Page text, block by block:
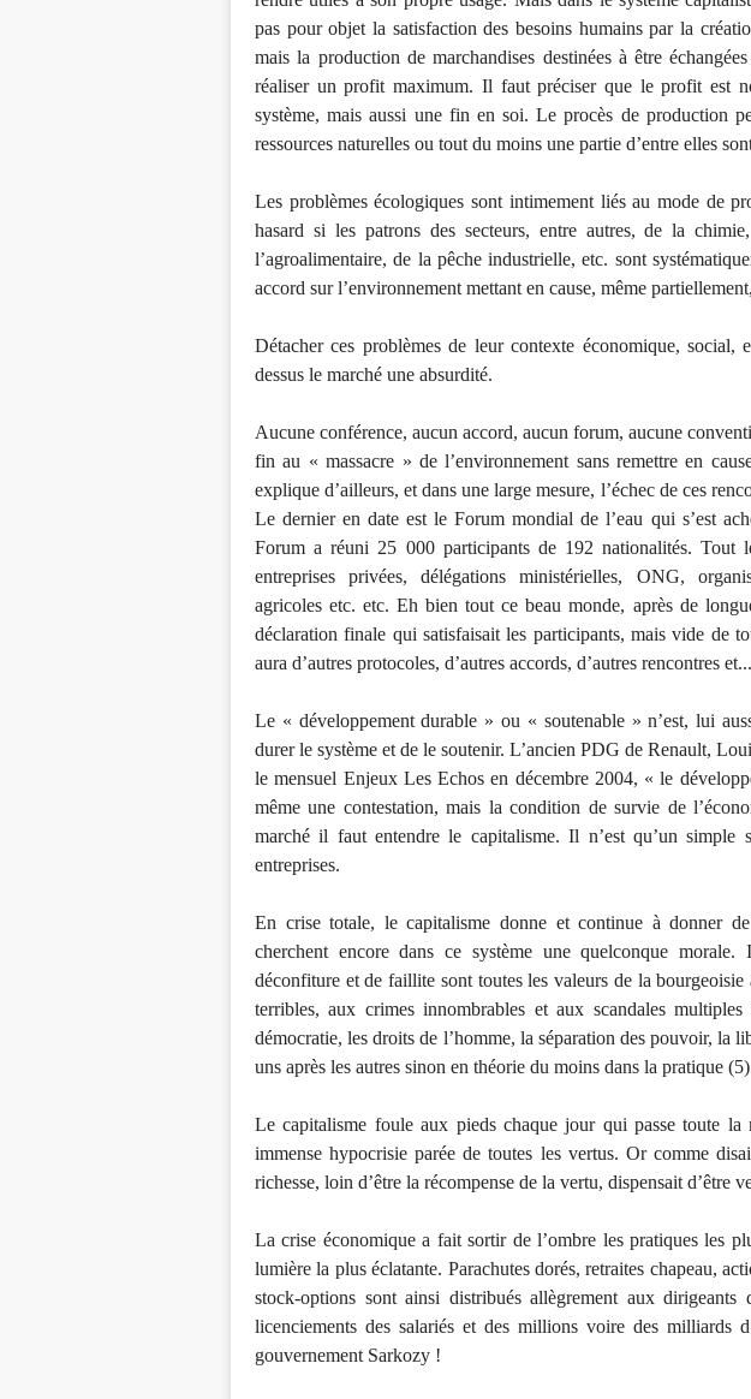
pas pour objet la satisfaction des besoins humains par la
mais la production de marchandises destinées à être
réaliser un profit maximum. Il faut préciser que le profit est
système, mais aussi une fin en soi. Le procès de production
ressources naturelles ou tout du moins une partie d’entre elles
Les problèmes écologiques sont intimement liés au mode de
hasard si les patrons des secteurs, entre autres, de la
l’agroalimentaire, de la pêche industrielle, etc. sont
accord sur l’environnement mettant en cause, même
Détacher ces problèmes de leur contexte économique, social,
dessus le marché une absurdité.
Aucune conférence, aucun accord, aucun forum, aucune
fin au « massacre » de l’environnement sans remettre en
explique d’ailleurs, et dans une large mesure, l’échec de ces
Le dernier en date est le Forum mondial de l’eau qui s’est
Forum a réuni 25 000 participants de 192 nationalités. Tout
entreprises privées, délégations ministérielles, ONG,
agricoles etc. etc. Eh bien tout ce beau monde, après de
déclaration finale qui satisfaisait les participants, mais vide de
aura d’autres protocoles, d’autres accords, d’autres rencontres
Le « développement durable » ou « soutenable » n’est, lui
durer le système et de le soutenir. L’ancien PDG de Renault,
le mensuel Enjeux Les Echos en décembre 2004, « le
même une contestation, mais la condition de survie de
marché il faut entendre le capitalisme. Il n’est qu’un simple
entreprises.
En crise totale, le capitalisme donne et continue à donner
cherchent encore dans ce système une quelconque
déconfiture et de faillite sont toutes les valeurs de la
terribles, aux crimes innombrables et aux scandales
démocratie, les droits de l’homme, la séparation des pouvoir, la
uns après les autres sinon en théorie du moins dans la pratique
Le capitalisme foule aux pieds chaque jour qui passe toute la
immense hypocrisie parée de toutes les vertus. Or comme
richesse, loin d’être la récompense de la vertu, dispensait d’être
La crise économique a fait sortir de l’ombre les pratiques les
lumière la plus éclatante. Parachutes dorés, retraites chapeau,
stock-options sont ainsi distribués allègrement aux dirigeants
licenciements des salariés et des millions voire des milliards
gouvernement Sarkozy !